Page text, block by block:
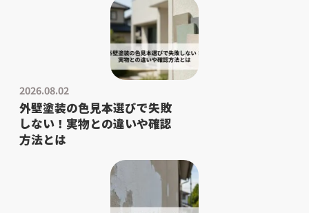
2026.08.02
外壁塗装の色見本選びで失敗
しない！実物との違いや確認
方法とは